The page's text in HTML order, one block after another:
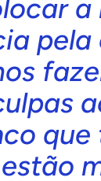
a
pela